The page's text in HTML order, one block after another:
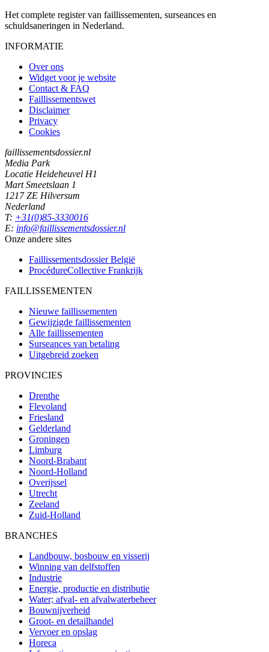
Het complete register van faillissementen, surseances en
schuldsaneringen in Nederland.
INFORMATIE
Over ons
Widget voor je website
Contact & FAQ
Faillissementswet
Disclaimer
Privacy
Cookies
faillissementsdossier.nl
Media Park
Locatie Heideheuvel H1
Mart Smeetslaan 1
1217 ZE Hilversum
Nederland
T: +31(0)85-3330016
E: info@faillissementsdossier.nl
Onze andere sites
Faillissementsdossier België
ProcédureCollective Frankrijk
FAILLISSEMENTEN
Nieuwe faillissementen
Gewijzigde faillissementen
Alle faillissementen
Surseances van betaling
Uitgebreid zoeken
PROVINCIES
Drenthe
Flevoland
Friesland
Gelderland
Groningen
Limburg
Noord-Brabant
Noord-Holland
Overijssel
Utrecht
Zeeland
Zuid-Holland
BRANCHES
Landbouw, bosbouw en visserij
Winning van delfstoffen
Industrie
Energie, productie en distributie
Water; afval- en afvalwaterbeheer
Bouwnijverheid
Groot- en detailhandel
Vervoer en opslag
Horeca